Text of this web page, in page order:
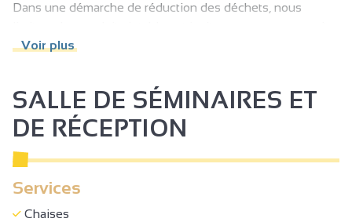
Dans une démarche de réduction des déchets, nous
réaliser le tri sélectif. Une affiche dans le logement indique
Jaurès, permettent de trier le verre, les emballages et les
déchets recyclables.
Grâce à sa localisation idéale en plein cœur de Tournon,
O’bercail encourage également les déplacements doux :
accessible pour les cyclistes.
Voir plus
SALLE DE SÉMINAIRES ET
DE RÉCEPTION
Services
Chaises